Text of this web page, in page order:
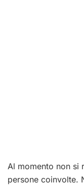
Al momento non si
persone coinvolte.